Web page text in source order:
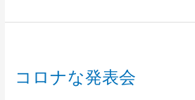
コロナな発表会
ナ